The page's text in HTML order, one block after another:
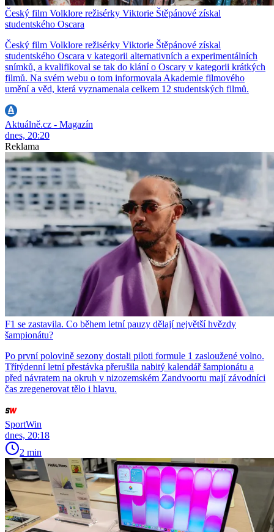
Český film Volklore režisérky Viktorie Štěpánové získal
studentského Oscara
Český film Volklore režisérky Viktorie Štěpánové získal
studentského Oscara v kategorii alternativních a experimentálních
snímků, a kvalifikoval se tak do klání o Oscary v kategorii krátkých
filmů. Na svém webu o tom informovala Akademie filmového
umění a věd, která vyznamenala celkem 12 studentských filmů.
Aktuálně.cz - Magazín
dnes, 20:20
Reklama
F1 se zastavila. Co během letní pauzy dělají největší hvězdy
šampionátu?
Po první polovině sezony dostali piloti formule 1 zasloužené volno.
Třítýdenní letní přestávka přerušila nabitý kalendář šampionátu a
před návratem na okruh v nizozemském Zandvoortu mají závodníci
čas zregenerovat tělo i hlavu.
SportWin
dnes, 20:18
2 min